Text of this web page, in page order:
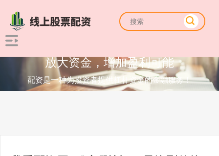
放大资金，增加盈利可能
配资是一种为投资者提供杠杆资金的金融服务！